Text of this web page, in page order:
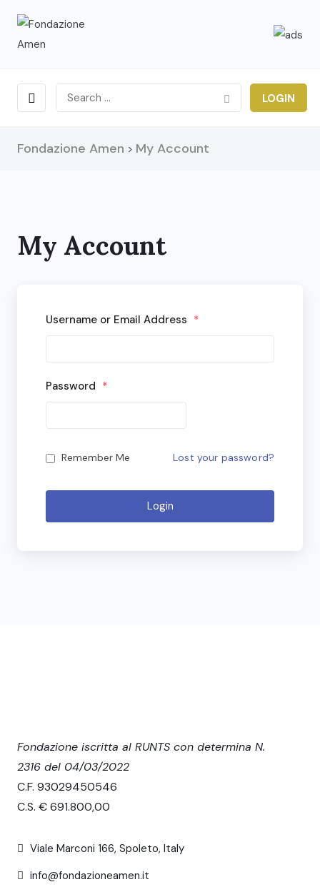
LOGIN
Fondazione Amen > My Account
My Account
Username or Email Address *
Password *
Remember Me Lost your password?
Login
Fondazione iscritta al RUNTS con determina N.
2316 del 04/03/2022
C.F. 93029450546
C.S. € 691.800,00
Viale Marconi 166, Spoleto, Italy
info@fondazioneamen.it